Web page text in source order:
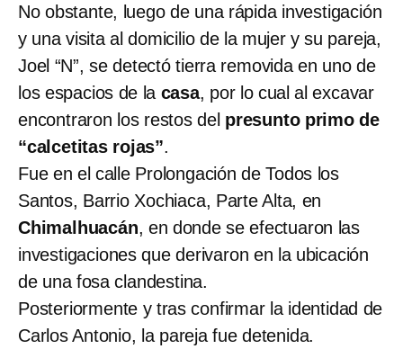
No obstante, luego de una rápida investigación
y una visita al domicilio de la mujer y su pareja,
Joel “N”, se detectó tierra removida en uno de
los espacios de la casa, por lo cual al excavar
encontraron los restos del presunto primo de
“calcetitas rojas”.
Fue en el calle Prolongación de Todos los
Santos, Barrio Xochiaca, Parte Alta, en
Chimalhuacán, en donde se efectuaron las
investigaciones que derivaron en la ubicación
de una fosa clandestina.
Posteriormente y tras confirmar la identidad de
Carlos Antonio, la pareja fue detenida.